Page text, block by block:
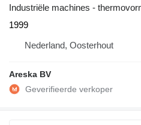
Industriële machines -
1999
Nederland, Oosterhout
Areska BV